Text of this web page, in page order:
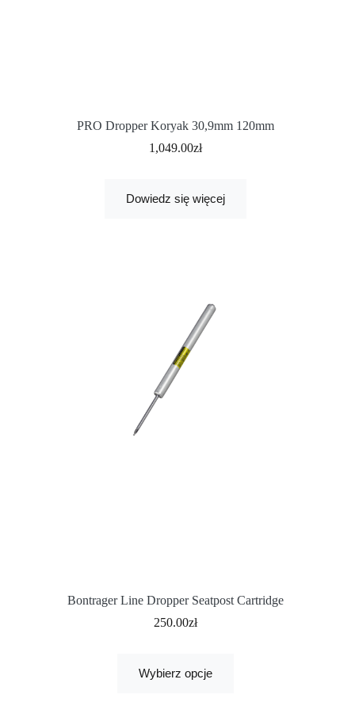
PRO Dropper Koryak 30,9mm 120mm
1,049.00zł
Dowiedz się więcej
Bontrager Line Dropper Seatpost Cartridge
250.00zł
Wybierz opcje